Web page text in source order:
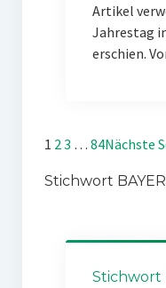
Artikel
Jahrestag
erschien.
1 23 … 84Nächste
Stichwort
Stichwort